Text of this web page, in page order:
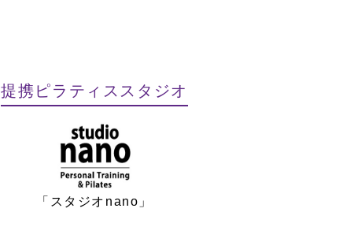
提携ピラティススタジオ
「スタジオnano」